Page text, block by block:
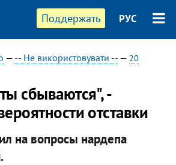
Поддержать РУС
— -- Не використовувати --— 20
сбываются", -
отставки
на вопросы нардепа